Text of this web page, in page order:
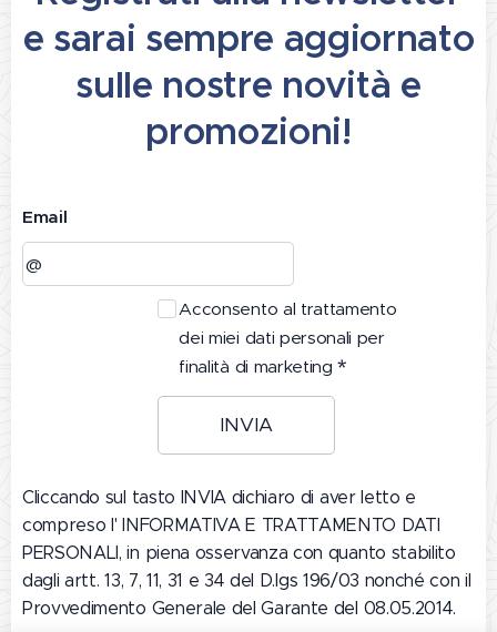
e sarai sempre aggiornato
sulle nostre novità e
promozioni!
Email
Acconsento al trattamento
dei miei dati personali per
finalità di marketing
INVIA
Cliccando sul tasto INVIA dichiaro di aver letto e
compreso l' INFORMATIVA E TRATTAMENTO DATI
PERSONALI, in piena osservanza con quanto stabilito
dagli artt. 13, 7, 11, 31 e 34 del D.lgs 196/03 nonché con il
Provvedimento Generale del Garante del 08.05.2014.